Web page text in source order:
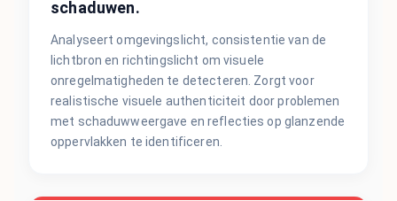
schaduwen.
Analyseert omgevingslicht, consistentie van de
lichtbron en richtingslicht om visuele
onregelmatigheden te detecteren. Zorgt voor
realistische visuele authenticiteit door problemen
met schaduwweergave en reflecties op glanzende
oppervlakken te identificeren.